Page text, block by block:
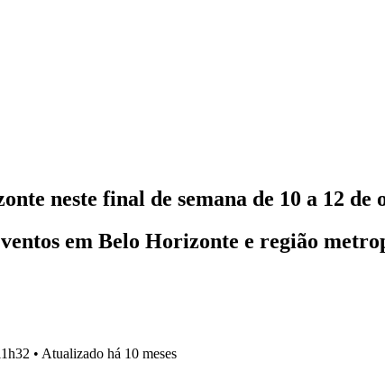
neste final de semana de 10 a 12 de
em Belo Horizonte e região
• Atualizado há 10 meses